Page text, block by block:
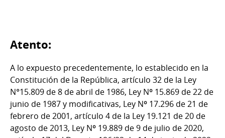
Atento:
A lo expuesto precedentemente, lo establecido en la
Constitución de la República, artículo 32 de la Ley
N°15.809 de 8 de abril de 1986, Ley Nº 15.869 de 22 de
junio de 1987 y modificativas, Ley Nº 17.296 de 21 de
febrero de 2001, artículo 4 de la Ley 19.121 de 20 de
agosto de 2013, Ley Nº 19.889 de 9 de julio de 2020,